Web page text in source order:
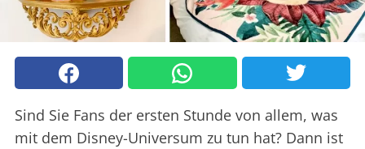
Sind Sie Fans der ersten Stunde von allem, was
mit dem Disney-Universum zu tun hat? Dann ist